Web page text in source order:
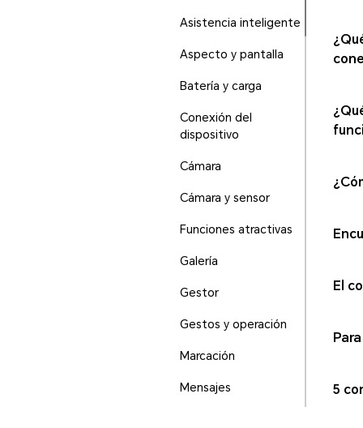
Asistencia inteligente
Aspecto y pantalla
Batería y carga
Conexión del
dispositivo
Cámara
Cámara y sensor
Funciones atractivas
Galería
Gestor
Gestos y operación
Marcación
Mensajes
El
5